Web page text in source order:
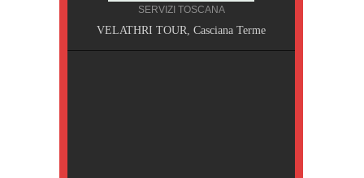
SERVIZI TOSCANA
VELATHRI TOUR, Casciana Terme